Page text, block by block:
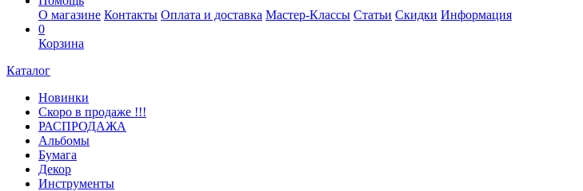
О магазине Контакты Оплата и доставка Мастер-Классы Статьи Скидки Информация
0
Корзина
Каталог
Новинки
Скоро в продаже !!!
РАСПРОДАЖА
Альбомы
Бумага
Декор
Инструменты